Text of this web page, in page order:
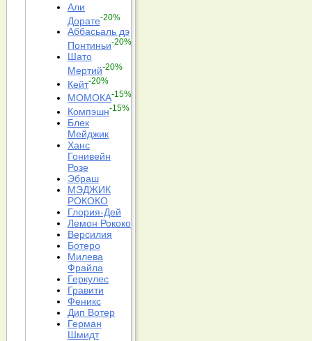
Али
Дорате-20%
Аббасьаль дэ
Понтиньи-20%
Шато
Мертий-20%
Кейт-20%
МОМОКА-15%
Компэшн-15%
Блек
Мейджик
Ханс
Гонивейн
Розе
Эбраш
МЭДЖИК
РОКОКО
Глория-Дей
Лемон Рококо
Версилия
Ботеро
Милева
Фрайла
Геркулес
Гравити
Феникс
Дип Вотер
Герман
Шмидт